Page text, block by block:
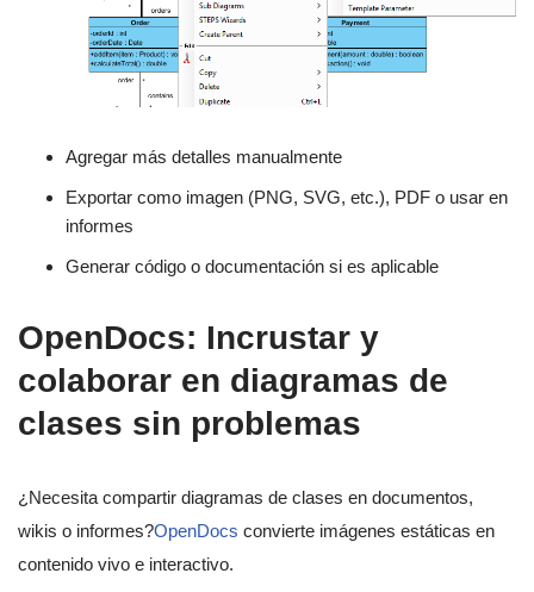
Agregar más detalles manualmente
Exportar como imagen (PNG, SVG, etc.), PDF o usar en
informes
Generar código o documentación si es aplicable
OpenDocs: Incrustar y
colaborar en diagramas de
clases sin problemas
¿Necesita compartir diagramas de clases en documentos,
wikis o informes?OpenDocs convierte imágenes estáticas en
contenido vivo e interactivo.